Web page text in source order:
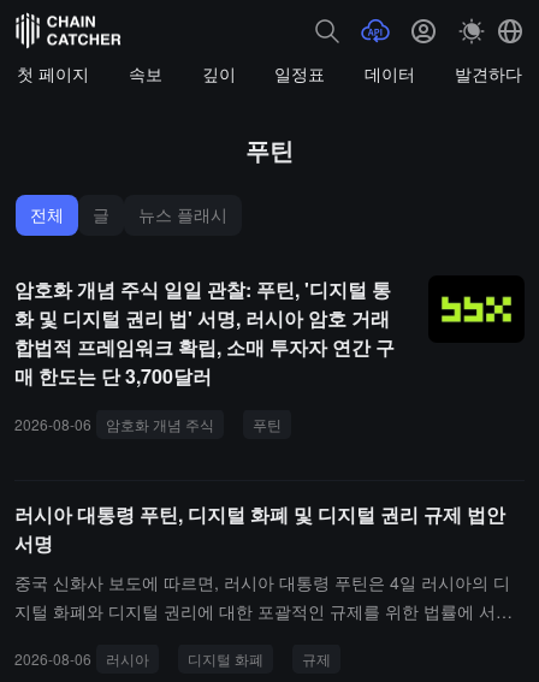
첫 페이지 속보 깊이 일정표 데이터 발견하다
푸틴
전체 글 뉴스 플래시
암호화 개념 주식 일일 관찰: 푸틴, '디지털 통
화 및 디지털 권리 법' 서명, 러시아 암호 거래
합법적 프레임워크 확립, 소매 투자자 연간 구
매 한도는 단 3,700달러
2026-08-06 암호화 개념 주식 푸틴
러시아 대통령 푸틴, 디지털 화폐 및 디지털 권리 규제 법안
서명
중국 신화사 보도에 따르면, 러시아 대통령 푸틴은 4일 러시아의 디
지털 화폐와 디지털 권리에 대한 포괄적인 규제를 위한 법률에 서명
다. 이 법률은 암호화폐 거래 플랫폼, 디지털 자산 수탁 기관 및 기타
2026-08-06 러시아 디지털 화폐 규제